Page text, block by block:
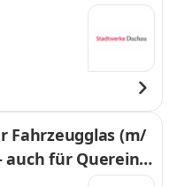
Fahrzeugglas (m/
für Quereinst